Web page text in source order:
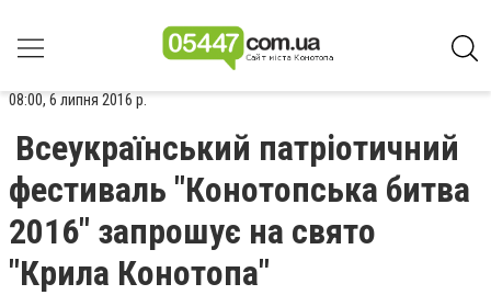
08:00, 6 липня 2016 р.
Всеукраїнський патріотичний
фестиваль "Конотопська битва
2016" запрошує на свято
"Крила Конотопа"